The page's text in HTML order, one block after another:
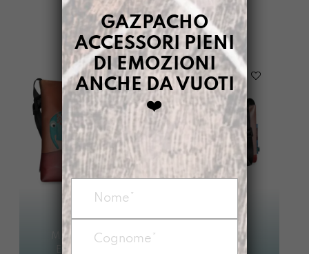
FILTRI
MANICONA
UFFICIOSA
ELEFANTE
GAZPACHO
ACCESSORI PIENI
DI EMOZIONI
ANCHE DA VUOTI
❤️